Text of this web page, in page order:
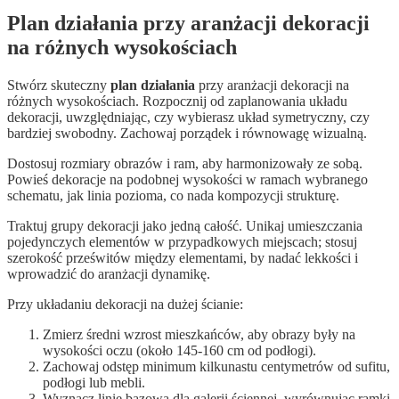
Plan działania przy aranżacji dekoracji
na różnych wysokościach
Stwórz skuteczny plan działania przy aranżacji dekoracji na
różnych wysokościach. Rozpocznij od zaplanowania układu
dekoracji, uwzględniając, czy wybierasz układ symetryczny, czy
bardziej swobodny. Zachowaj porządek i równowagę wizualną.
Dostosuj rozmiary obrazów i ram, aby harmonizowały ze sobą.
Powieś dekoracje na podobnej wysokości w ramach wybranego
schematu, jak linia pozioma, co nada kompozycji strukturę.
Traktuj grupy dekoracji jako jedną całość. Unikaj umieszczania
pojedynczych elementów w przypadkowych miejscach; stosuj
szerokość prześwitów między elementami, by nadać lekkości i
wprowadzić do aranżacji dynamikę.
Przy układaniu dekoracji na dużej ścianie:
Zmierz średni wzrost mieszkańców, aby obrazy były na
wysokości oczu (około 145-160 cm od podłogi).
Zachowaj odstęp minimum kilkunastu centymetrów od sufitu,
podłogi lub mebli.